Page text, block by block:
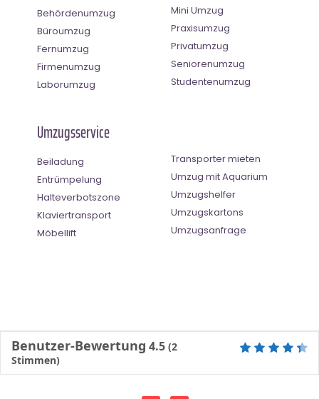
Behördenumzug
Büroumzug
Fernumzug
Firmenumzug
Laborumzug
Mini Umzug
Praxisumzug
Privatumzug
Seniorenumzug
Studentenumzug
Umzugsservice
Beiladung
Entrümpelung
Halteverbotszone
Klaviertransport
Möbellift
Transporter mieten
Umzug mit Aquarium
Umzugshelfer
Umzugskartons
Umzugsanfrage
Benutzer-Bewertung 4.5 (2
Stimmen)